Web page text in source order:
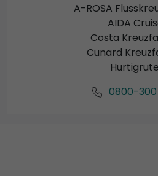
A-ROSA
AIDA
Costa
Cunard
0800-300